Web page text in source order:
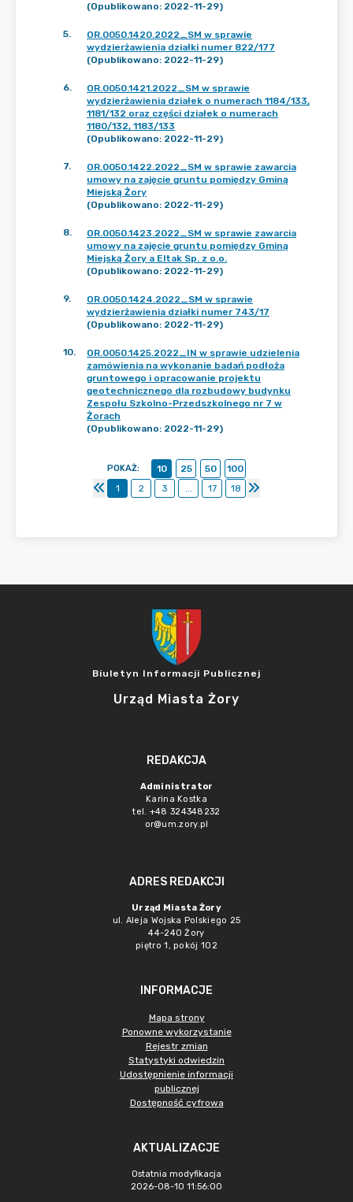
(Opublikowano: 2022-11-29)
5.
OR.0050.1420.2022_SM w sprawie
wydzierżawienia działki numer 822/177
(Opublikowano: 2022-11-29)
6.
OR.0050.1421.2022_SM w sprawie
wydzierżawienia działek o numerach 1184/133,
1181/132 oraz części działek o numerach
1180/132, 1183/133
(Opublikowano: 2022-11-29)
7.
OR.0050.1422.2022_SM w sprawie zawarcia
umowy na zajęcie gruntu pomiędzy Gminą
Miejską Żory
(Opublikowano: 2022-11-29)
8.
OR.0050.1423.2022_SM w sprawie zawarcia
umowy na zajęcie gruntu pomiędzy Gminą
Miejską Żory a Eltak Sp. z o.o.
(Opublikowano: 2022-11-29)
9.
OR.0050.1424.2022_SM w sprawie
wydzierżawienia działki numer 743/17
(Opublikowano: 2022-11-29)
10.
OR.0050.1425.2022_IN w sprawie udzielenia
zamówienia na wykonanie badań podłoża
gruntowego i opracowanie projektu
geotechnicznego dla rozbudowy budynku
Zespołu Szkolno-Przedszkolnego nr 7 w
Żorach
(Opublikowano: 2022-11-29)
POKAŻ: 10 25 50
100
1
2 3 ... 17 18
Biuletyn Informacji Publicznej
Urząd Miasta Żory
REDAKCJA
Administrator
Karina Kostka
tel. +48 324348232
or@um.zory.pl
ADRES REDAKCJI
Urząd Miasta Żory
ul. Aleja Wojska Polskiego 25
44-240 Żory
piętro 1, pokój 102
INFORMACJE
Mapa strony
Ponowne wykorzystanie
Rejestr zmian
Statystyki odwiedzin
Udostępnienie informacji
publicznej
Dostępność cyfrowa
AKTUALIZACJE
Ostatnia modyfikacja
2026-08-10 11:56:00